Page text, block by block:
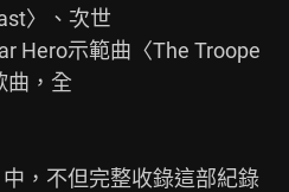
〉、次世
Hero示範曲〈The Troope
曲，全
，不但完整收錄這部紀錄